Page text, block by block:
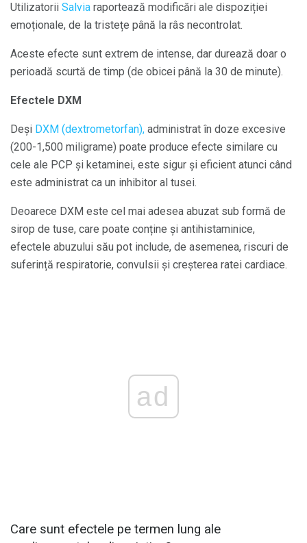
Utilizatorii Salvia raportează modificări ale dispoziției
emoționale, de la tristețe până la râs necontrolat.
Aceste efecte sunt extrem de intense, dar durează doar o
perioadă scurtă de timp (de obicei până la 30 de minute).
Efectele DXM
Deși DXM (dextrometorfan), administrat în doze excesive
(200-1,500 miligrame) poate produce efecte similare cu
cele ale PCP și ketaminei, este sigur și eficient atunci când
este administrat ca un inhibitor al tusei.
Deoarece DXM este cel mai adesea abuzat sub formă de
sirop de tuse, care poate conține și antihistaminice,
efectele abuzului său pot include, de asemenea, riscuri de
suferință respiratorie, convulsii și creșterea ratei cardiace.
ad
Care sunt efectele pe termen lung ale